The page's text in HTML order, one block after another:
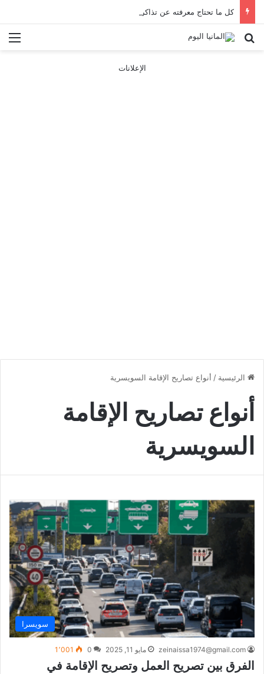
كل ما تحتاج معرفته عن تذاكر ووسائل النقل في باريس 2025
بحث عن
الإعلانات
الرئيسية / أنواع تصاريح الإقامة السويسرية
أنواع تصاريح الإقامة
السويسرية
سويسرا
zeinaissa1974@gmail.com مايو 11, 2025 0 1٬001
الفرق بين تصريح العمل وتصريح الإقامة في